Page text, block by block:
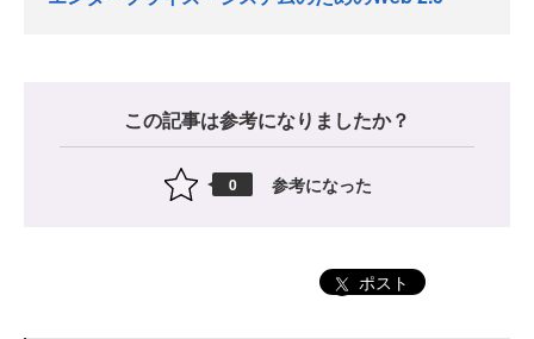
この記事は参考になりましたか？
0 参考になった
ポスト